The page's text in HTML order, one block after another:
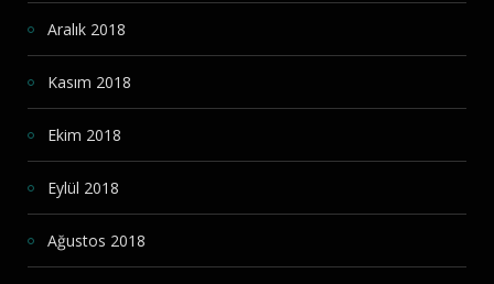
Aralık 2018
Kasım 2018
Ekim 2018
Eylül 2018
Ağustos 2018